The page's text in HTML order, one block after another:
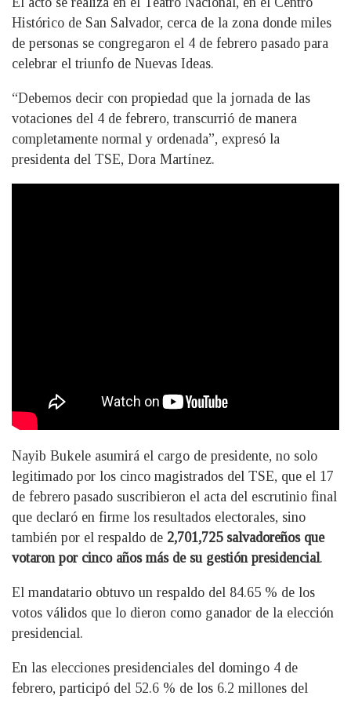
Histórico de San Salvador, cerca de la zona donde miles
de personas se congregaron el 4 de febrero pasado para
celebrar el triunfo de Nuevas Ideas.
“Debemos decir con propiedad que la jornada de las
votaciones del 4 de febrero, transcurrió de manera
completamente normal y ordenada”, expresó la
presidenta del TSE, Dora Martínez.
Nayib Bukele asumirá el cargo de presidente, no solo
legitimado por los cinco magistrados del TSE, que el 17
de febrero pasado suscribieron el acta del escrutinio final
que declaró en firme los resultados electorales, sino
también por el respaldo de 2,701,725 salvadoreños que
votaron por cinco años más de su gestión presidencial.
El mandatario obtuvo un respaldo del 84.65 % de los
votos válidos que lo dieron como ganador de la elección
presidencial.
En las elecciones presidenciales del domingo 4 de
febrero, participó del 52.6 % de los 6.2 millones del